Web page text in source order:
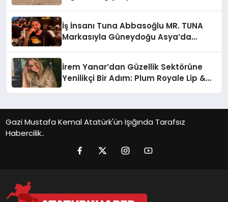
İş İnsanı Tuna Abbasoğlu MR. TUNA
Markasıyla Güneydoğu Asya’da
İrem Yanar’dan Güzellik Sektörüne
Yenilikçi Bir Adım: Plum Royale Lip &
Gazi Mustafa Kemal Atatürk'ün Işığında Tarafsız
Habercilik..